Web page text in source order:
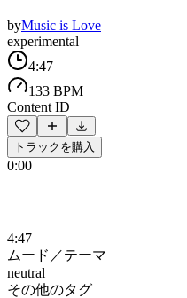
byMusic is Love
experimental
4:47
133 BPM
Content ID
トラックを購入
0:00
4:47
ムード／テーマ
neutral
その他のタグ